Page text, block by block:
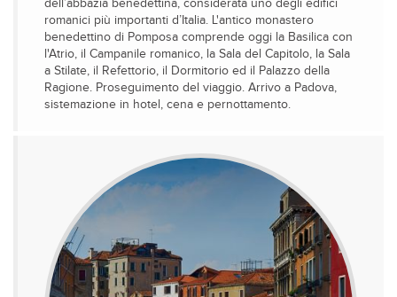
dell’abbazia benedettina, considerata uno degli edifici
romanici più importanti d’Italia. L'antico monastero
benedettino di Pomposa comprende oggi la Basilica con
l'Atrio, il Campanile romanico, la Sala del Capitolo, la Sala
a Stilate, il Refettorio, il Dormitorio ed il Palazzo della
Ragione. Proseguimento del viaggio. Arrivo a Padova,
sistemazione in hotel, cena e pernottamento.